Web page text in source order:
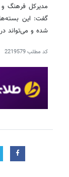
مدیرکل فرهنگ و
گفت: این
شده و می‌تواند
کد مطلب2219579